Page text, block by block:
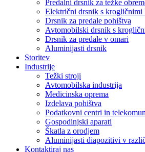
Predalni drsnik za težke
Električni drsnik s krogličnimi
Drsnik za predale pohištva
Avtomobilski drsnik s
Drsnik za predale v omari
Aluminijasti drsnik
Storitev
Industrije
Težki stroji
Avtomobilska industrija
Medicinska oprema
Izdelava pohištva
Podatkovni centri in
Gospodinjski aparati
Škatla z orodjem
Aluminijasti diapozitivi v
Kontaktiraj nas